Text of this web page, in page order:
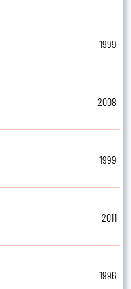
1999
2008
1999
2011
1996